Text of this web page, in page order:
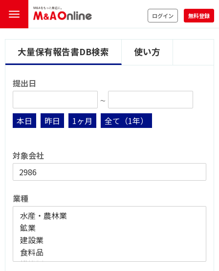
ログイン 無料登録
大量保有報告書DB検索 使い方
提出日
∼
本日
昨日 1ヶ月 全て（1年）
対象会社
業種